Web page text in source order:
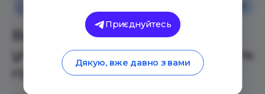
Валюта 21 века: Чему
учиться сегодня, чтобы быть
готовым к завтра
Приєднуйтесь
Дякую, вже давно з вами